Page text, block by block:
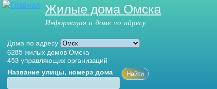
Перейти к
основному
Жилые дома Омска
Информация о доме по адресу
Дома по адресу
6285 жилых домов Омска
453 управляющих организаций
Название улицы, номера дома